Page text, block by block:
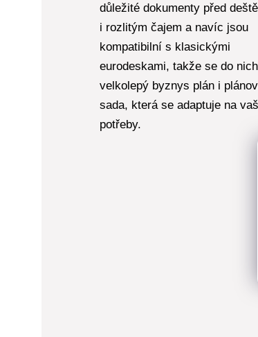
důležité dokumenty před
i rozlitým čajem a navíc jsou
kompatibilní s klasickými
eurodeskami, takže se do
velkolepý byznys plán i
sada, která se adaptuje na
potřeby.